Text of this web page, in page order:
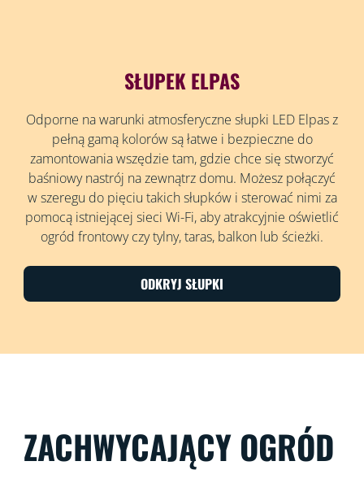
SŁUPEK ELPAS
Odporne na warunki atmosferyczne słupki LED Elpas z
pełną gamą kolorów są łatwe i bezpieczne do
zamontowania wszędzie tam, gdzie chce się stworzyć
baśniowy nastrój na zewnątrz domu. Możesz połączyć
w szeregu do pięciu takich słupków i sterować nimi za
pomocą istniejącej sieci Wi-Fi, aby atrakcyjnie oświetlić
ogród frontowy czy tylny, taras, balkon lub ścieżki.
ODKRYJ SŁUPKI
ZACHWYCAJĄCY OGRÓD